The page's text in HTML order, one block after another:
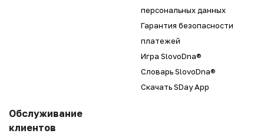
персональных данных
Гарантия безопасности
платежей
Игра SlovoDna®
Словарь SlovoDna®
Скачать SDay App
Обслуживание
клиентов